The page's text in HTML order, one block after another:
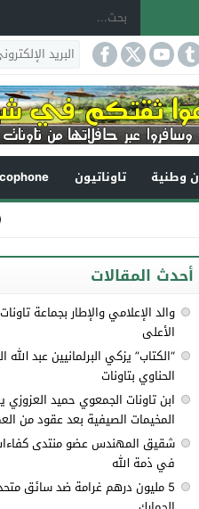
وطنية تاوناتيون
أحدث المقالات
والد الإعلامي والإطار بجماعة
الأعلى
“الكتاب” يزكي البرلمانيين عبد الله
الحناوي بتاونات
ابن تاونات الجمعوي حميد
المخيمات الصيفية بعد عقود من
شقيق المهندس عضو منتدى
في ذمة الله
5 مليون درهم غرامة ضد سائق